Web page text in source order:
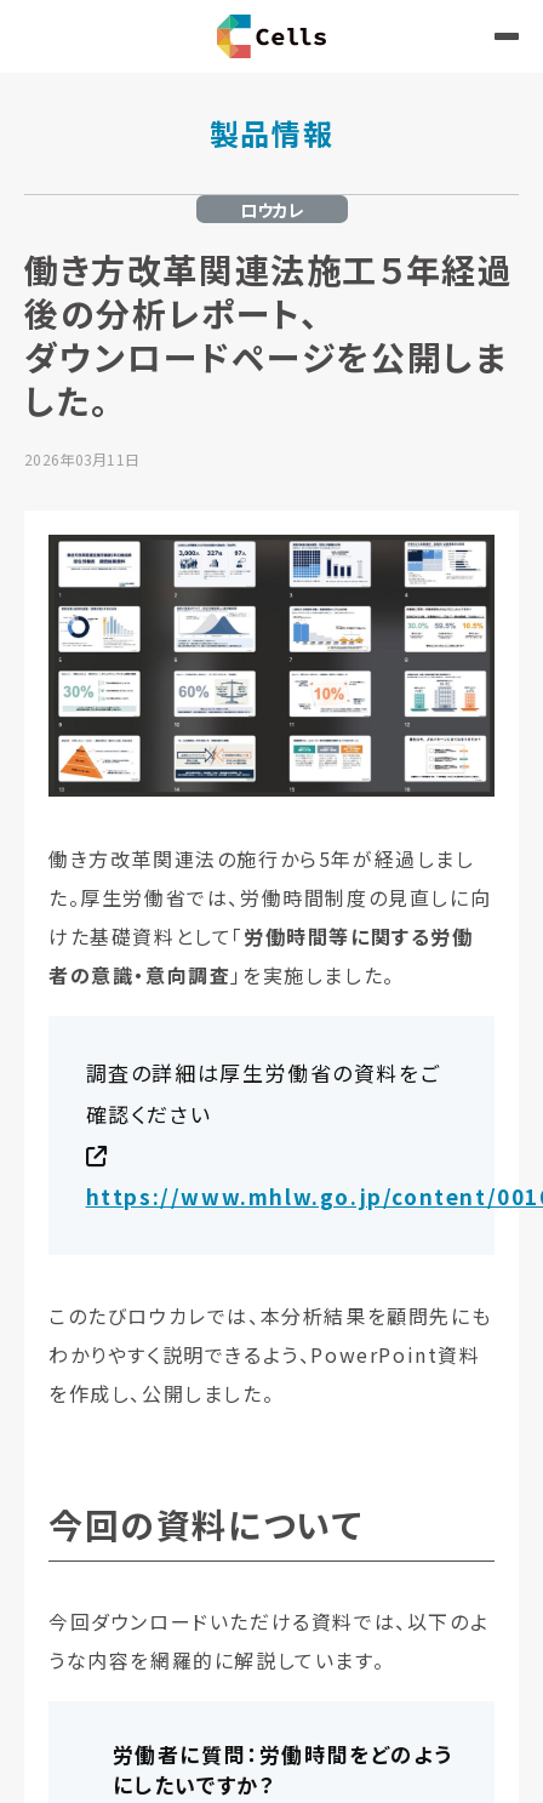
製品情報
ロウカレ
働き方改革関連法施工５年経過
後の分析レポート、
ダウンロードページを公開しま
した。
2026年03月11日
働き方改革関連法の施行から5年が経過しまし
た。厚生労働省では、労働時間制度の見直しに向
けた基礎資料として「労働時間等に関する労働
者の意識・意向調査 」を実施しました。
調査の詳細は厚生労働省の資料をご
確認ください
https://www.mhlw.go.jp/content/
このたびロウカレでは、本分析結果を顧問先にも
わかりやすく説明できるよう、PowerPoint資料
を作成し、公開しました。
今回の資料について
今回ダウンロードいただける資料では、以下のよ
うな内容を網羅的に解説しています。
労働者に質問：労働時間をどのよう
にしたいですか？